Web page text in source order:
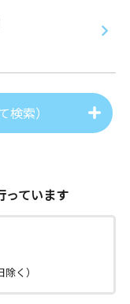
索）
っています
く）